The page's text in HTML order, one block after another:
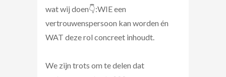
wat wij doen👇:WIE een
vertrouwenspersoon kan worden én
WAT deze rol concreet inhoudt.
We zijn trots om te delen dat